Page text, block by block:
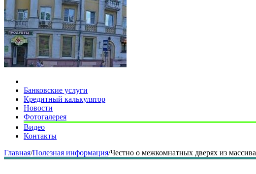
Банковские услуги
Кредитный калькулятор
Новости
Фотогалерея
Видео
Контакты
Главная/Полезная информация/Честно о межкомнатных дверях из массива